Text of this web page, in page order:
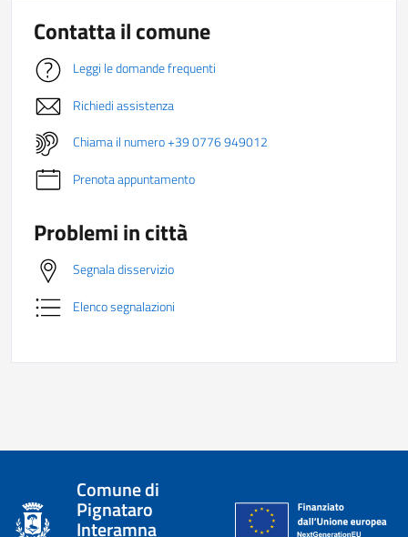
Contatta il comune
Leggi le domande frequenti
Richiedi assistenza
Chiama il numero +39 0776 949012
Prenota appuntamento
Problemi in città
Segnala disservizio
Elenco segnalazioni
Comune di
Pignataro
Interamna